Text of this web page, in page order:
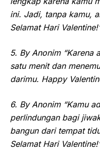
ini. Jadi, tanpa kamu,
Selamat Hari
5. By Anonim “Karena
satu menit dan
darimu. Happy
6. By Anonim “Kamu
perlindungan bagi
bangun dari tempat
Selamat Hari